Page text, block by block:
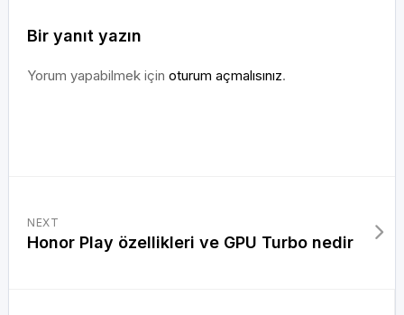
Bir yanıt yazın
Yorum yapabilmek için oturum açmalısınız.
NEXT
Honor Play özellikleri ve GPU Turbo nedir